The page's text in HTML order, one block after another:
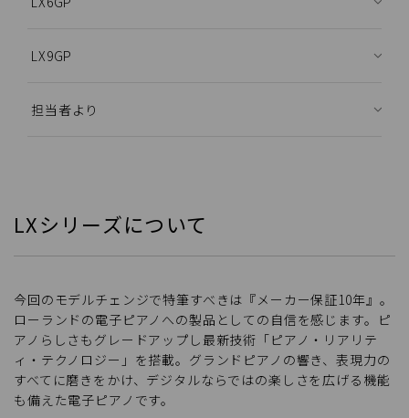
LX9GP
担当者より
LXシリーズについて
今回のモデルチェンジで特筆すべきは『メーカー保証10年』。
ローランドの電子ピアノへの製品としての自信を感じます。ピ
アノらしさもグレードアップし最新技術「ピアノ・リアリテ
ィ・テクノロジー」を搭載。グランドピアノの響き、表現力の
すべてに磨きをかけ、デジタルならではの楽しさを広げる機能
も備えた電子ピアノです。